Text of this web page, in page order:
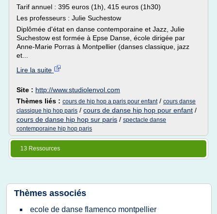
Tarif annuel : 395 euros (1h), 415 euros (1h30)
Les professeurs : Julie Suchestow
Diplômée d'état en danse contemporaine et Jazz, Julie
Suchestow est formée à Epse Danse, école dirigée par
Anne-Marie Porras à Montpellier (danses classique, jazz
et...
Lire la suite
Site : http://www.studiolenvol.com
Thèmes liés : cours de hip hop a paris pour enfant/ cours danse
classique hip hop paris / cours de danse hip hop pour enfant /
cours de danse hip hop sur paris / spectacle danse
contemporaine hip hop paris
13 Ressources
Thèmes associés
ecole de danse flamenco montpellier